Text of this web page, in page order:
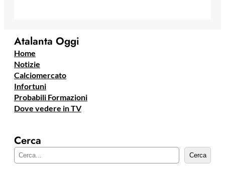
Atalanta Oggi
Home
Notizie
Calciomercato
Infortuni
Probabili Formazioni
Dove vedere in TV
Cerca
e
Cerca